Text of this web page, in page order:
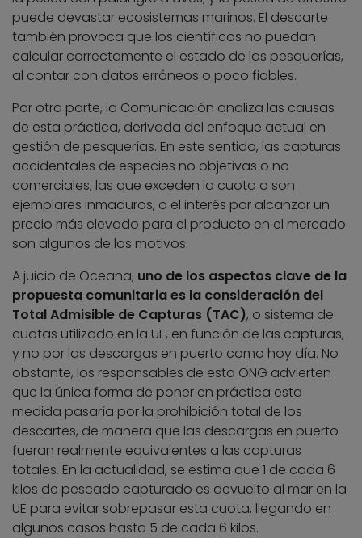
puede devastar ecosistemas marinos. El descarte
también provoca que los científicos no puedan
calcular correctamente el estado de las pesquerías,
al contar con datos erróneos o poco fiables.
Por otra parte, la Comunicación analiza las causas
de esta práctica, derivada del enfoque actual en
gestión de pesquerías. En este sentido, las capturas
accidentales de especies no objetivas o no
comerciales, las que exceden la cuota o son
ejemplares inmaduros, o el interés por alcanzar un
precio más elevado para el producto en el mercado
son algunos de los motivos.
A juicio de Oceana, uno de los aspectos clave de la
propuesta comunitaria es la consideración del
Total Admisible de Capturas (TAC), o sistema de
cuotas utilizado en la UE, en función de las capturas,
y no por las descargas en puerto como hoy día. No
obstante, los responsables de esta ONG advierten
que la única forma de poner en práctica esta
medida pasaría por la prohibición total de los
descartes, de manera que las descargas en puerto
fueran realmente equivalentes a las capturas
totales. En la actualidad, se estima que 1 de cada 6
kilos de pescado capturado es devuelto al mar en la
UE para evitar sobrepasar esta cuota, llegando en
algunos casos hasta 5 de cada 6 kilos.